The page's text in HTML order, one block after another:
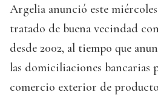
Argelia anunció este
tratado de buena vecindad
desde 2002, al tiempo que
las domiciliaciones bancarias
comercio exterior de